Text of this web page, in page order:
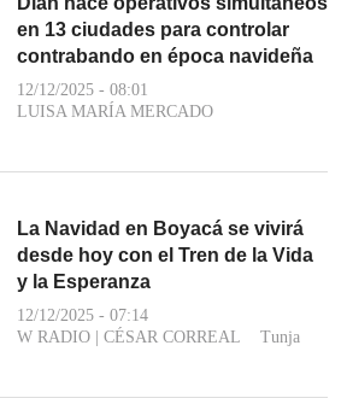
en 13 ciudades para controlar
contrabando en época navideña
12/12/2025 - 08:01
LUISA MARÍA MERCADO
La Navidad en Boyacá se vivirá
desde hoy con el Tren de la Vida
y la Esperanza
12/12/2025 - 07:14
W RADIO | CÉSAR CORREAL Tunja